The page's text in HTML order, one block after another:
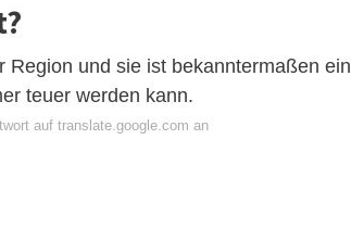
und sie ist bekanntermaßen ein
teuer werden kann.
auf translate.google.com an